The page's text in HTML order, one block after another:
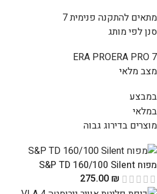
מתאים להתקנה פנימית7
סנן לפי מותג
ERA PROERA PRO 7
מצב מלאי
במבצע
במלאי
מוצרים בדירוג גבוה
מפוח S&P TD 160/100 Silent
275.00 ₪